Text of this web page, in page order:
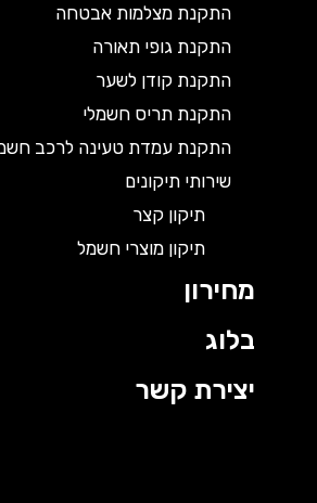
התקנת מצלמות אבטחה
התקנת גופי תאורה
התקנת קודן לשער
התקנת תריס חשמלי
התקנת עמדת טעינה לרכב חשמלי
שירותי תיקונים
תיקון קצר
תיקון מוצרי חשמל
מחירון
בלוג
יצירת קשר